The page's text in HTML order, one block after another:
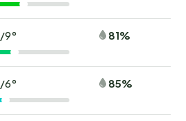
/9° 81%
/6° 85%